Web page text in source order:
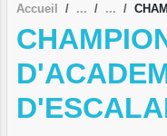
Accueil